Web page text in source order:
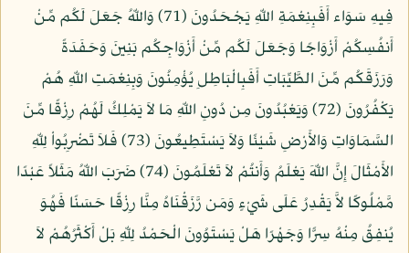
فِيهِ سَوَاء أَفَبِنِعْمَةِ اللّهِ يَجْحَدُونَ (71) وَاللّهُ جَعَلَ لَكُم مِّنْ
أَنفُسِكُمْ أَزْوَاجًا وَجَعَلَ لَكُم مِّنْ أَزْوَاجِكُم بَنِينَ وَحَفَدَةً
وَرَزَقَكُم مِّنَ الطَّيِّبَاتِ أَفَبِالْبَاطِلِ يُؤْمِنُونَ وَبِنِعْمَتِ اللّهِ هُمْ
يَكْفُرُونَ (72) وَيَعْبُدُونَ مِن دُونِ اللّهِ مَا لاَ يَمْلِكُ لَهُمْ رِزْقًا مِّنَ
السَّمَاوَاتِ وَالأَرْضِ شَيْئًا وَلاَ يَسْتَطِيعُونَ (73) فَلاَ تَضْرِبُواْ لِلّهِ
الأَمْثَالَ إِنَّ اللّهَ يَعْلَمُ وَأَنتُمْ لاَ تَعْلَمُونَ (74) ضَرَبَ اللّهُ مَثَلاً عَبْدًا
مَّمْلُوكًا لاَّ يَقْدِرُ عَلَى شَيْءٍ وَمَن رَّزَقْنَاهُ مِنَّا رِزْقًا حَسَنًا فَهُوَ
يُنفِقُ مِنْهُ سِرًّا وَجَهْرًا هَلْ يَسْتَوُونَ الْحَمْدُ لِلّهِ بَلْ أَكْثَرُهُمْ لاَ